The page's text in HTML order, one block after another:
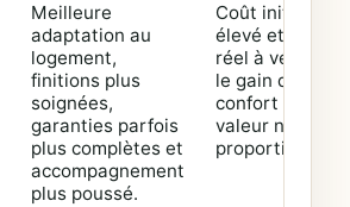
Meilleure
adaptation au
logement,
finitions plus
soignées,
garanties parfois
plus complètes et
accompagnement
plus poussé.
Coût initial plus
élevé et intérêt
réel à vérifier si
le gain de
confort ou de
valeur n’est pas
proportionné.